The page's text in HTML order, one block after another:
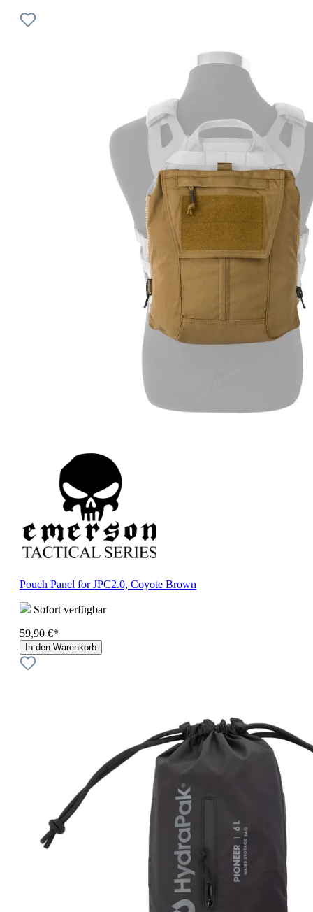
Pouch Panel for JPC2.0, Coyote Brown
Sofort verfügbar
59,90 €*
In den Warenkorb